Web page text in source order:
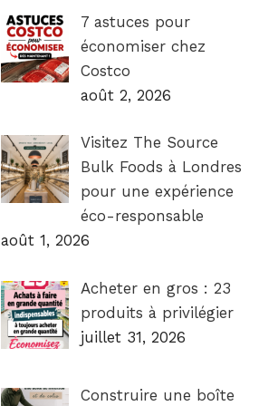
7 astuces pour
économiser chez
Costco
août 2, 2026
Visitez The Source
Bulk Foods à Londres
pour une expérience
éco-responsable
août 1, 2026
Acheter en gros : 23
produits à privilégier
juillet 31, 2026
Construire une boîte